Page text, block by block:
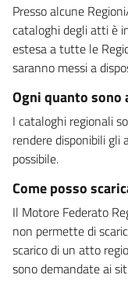
Presso alcune
cataloghi degli atti è
estesa a tutte le
saranno messi a
Ogni quanto
I cataloghi regionali
rendere disponibili
possibile.
Come posso
Il Motore Federato
non permette di
scarico di un atto
sono demandate ai